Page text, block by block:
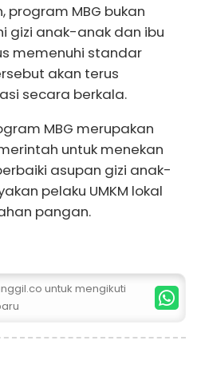
program MBG bukan
gizi anak-anak dan ibu
memenuhi standar
akan terus
secara berkala.
MBG merupakan
untuk menekan
asupan gizi anak-
pelaku UMKM lokal
pangan.
untuk mengikuti